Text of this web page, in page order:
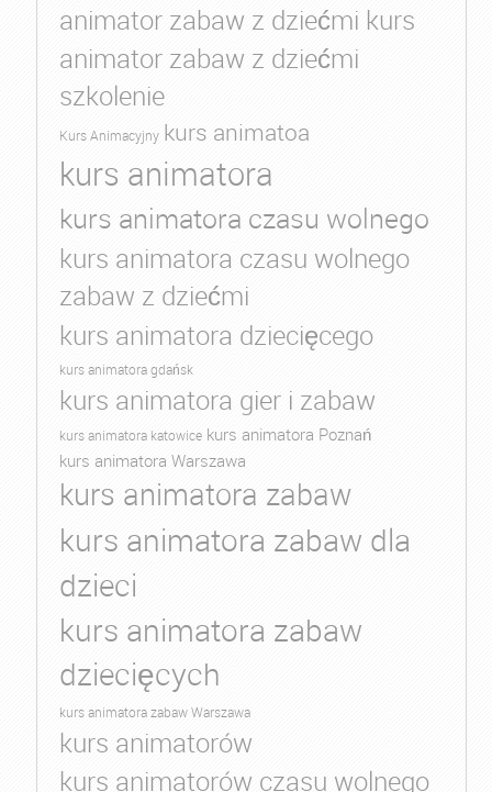
animator zabaw z dziećmi kurs
animator zabaw z dziećmi
szkolenie
Kurs Animacyjny kurs animatoa
kurs animatora
kurs animatora czasu wolnego
kurs animatora czasu wolnego
zabaw z dziećmi
kurs animatora dziecięcego
kurs animatora gdańsk
kurs animatora gier i zabaw
kurs animatora katowice kurs animatora Poznań
kurs animatora Warszawa
kurs animatora zabaw
kurs animatora zabaw dla
dzieci
kurs animatora zabaw
dziecięcych
kurs animatora zabaw Warszawa
kurs animatorów
kurs animatorów czasu wolnego